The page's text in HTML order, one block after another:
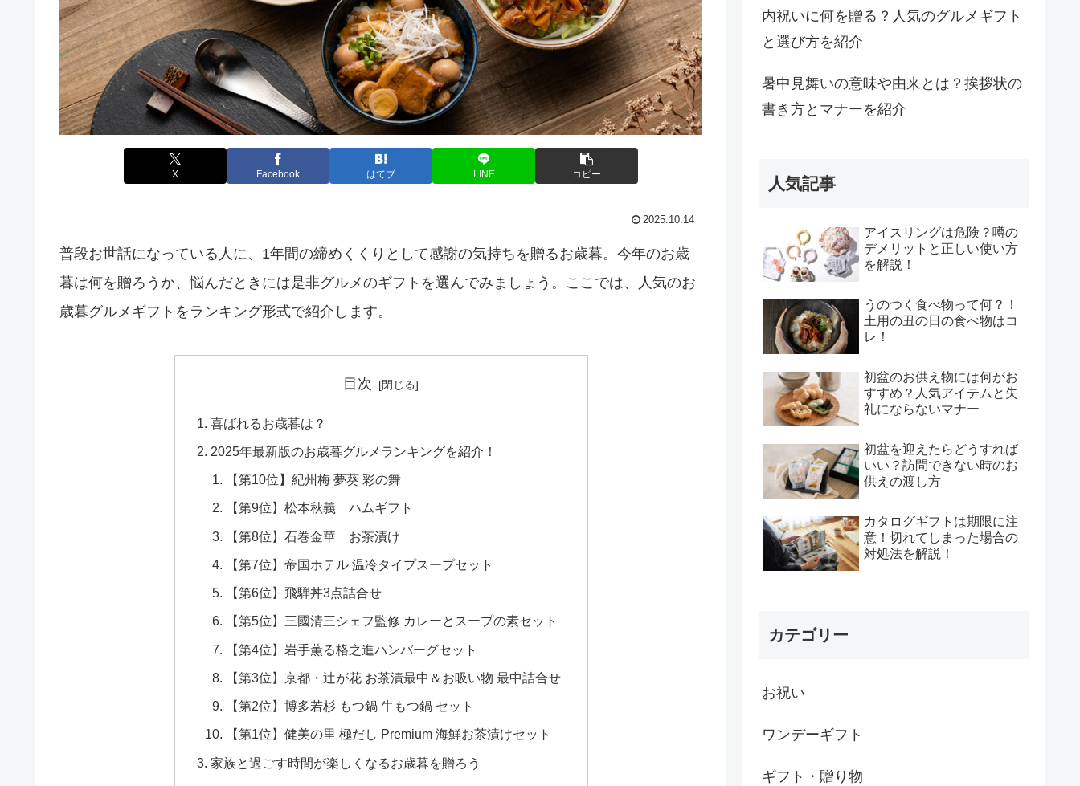
X Facebook はてブ LINE コピー
2025.10.14
普段お世話になっている人に、1年間の締めくくりとして感謝の気持ちを贈るお歳暮。今年のお歳
暮は何を贈ろうか、悩んだときには是非グルメのギフトを選んでみましょう。ここでは、人気のお
歳暮グルメギフトをランキング形式で紹介します。
目次
喜ばれるお歳暮は？
2025年最新版のお歳暮グルメランキングを紹介！
【第10位】紀州梅 夢葵 彩の舞
【第9位】松本秋義 ハムギフト
【第8位】石巻金華 お茶漬け
【第7位】帝国ホテル 温冷タイプスープセット
【第6位】飛騨丼3点詰合せ
【第5位】三國清三シェフ監修 カレーとスープの素セット
【第4位】岩手薫る格之進ハンバーグセット
【第3位】京都・辻が花 お茶漬最中＆お吸い物 最中詰合せ
【第2位】博多若杉 もつ鍋 牛もつ鍋 セット
【第1位】健美の里 極だし Premium 海鮮お茶漬けセット
家族と過ごす時間が楽しくなるお歳暮を贈ろう
内祝いに何を贈る？人気のグルメギフト
と選び方を紹介
暑中見舞いの意味や由来とは？挨拶状の
書き方とマナーを紹介
人気記事
アイスリングは危険？噂の
デメリットと正しい使い方
を解説！
うのつく食べ物って何？！
土用の丑の日の食べ物はコ
レ！
初盆のお供え物には何がお
すすめ？人気アイテムと失
礼にならないマナー
初盆を迎えたらどうすれば
いい？訪問できない時のお
供えの渡し方
カタログギフトは期限に注
意！切れてしまった場合の
対処法を解説！
カテゴリー
お祝い
ワンデーギフト
ギフト・贈り物